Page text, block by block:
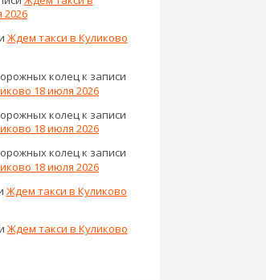
2026
Ждем такси в Куликово
колецк записи
18 июля 2026
колец к записи
18 июля 2026
колецк записи
18 июля 2026
Ждем такси в Куликово
Ждем такси в Куликово